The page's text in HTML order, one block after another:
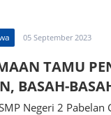
05 September 2023
TAMU
BASAH-
Negeri 2